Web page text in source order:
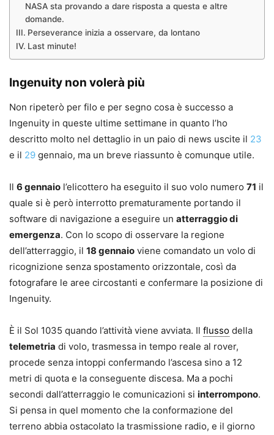
NASA sta provando a dare risposta a questa e altre
domande.
Perseverance inizia a osservare, da lontano
Last minute!
Ingenuity non volerà più
Non ripeterò per filo e per segno cosa è successo a
Ingenuity in queste ultime settimane in quanto l’ho
descritto molto nel dettaglio in un paio di news uscite il 23
e il 29 gennaio, ma un breve riassunto è comunque utile.
Il 6 gennaio l’elicottero ha eseguito il suo volo numero 71 il
quale si è però interrotto prematuramente portando il
software di navigazione a eseguire un atterraggio di
emergenza. Con lo scopo di osservare la regione
dell’atterraggio, il 18 gennaio viene comandato un volo di
ricognizione senza spostamento orizzontale, così da
fotografare le aree circostanti e confermare la posizione di
Ingenuity.
È il Sol 1035 quando l’attività viene avviata. Il flusso della
telemetria di volo, trasmessa in tempo reale al rover,
procede senza intoppi confermando l’ascesa sino a 12
metri di quota e la conseguente discesa. Ma a pochi
secondi dall’atterraggio le comunicazioni si interrompono.
Si pensa in quel momento che la conformazione del
terreno abbia ostacolato la trasmissione radio, e il giorno